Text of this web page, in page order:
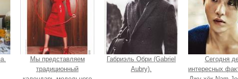
Мы представляем
традиционный
Габриэль Обри (Gabriel
Aubry).
Сегодня
интересных